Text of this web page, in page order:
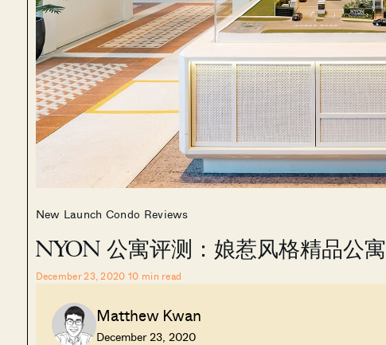
New Launch Condo Reviews
NYON 公寓评测：娘惹风格精品公寓
December 23, 2020 10 min read
Matthew Kwan
December 23, 2020